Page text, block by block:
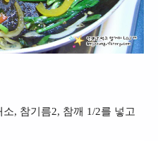
, 참기름2, 참깨 1/2를 넣고